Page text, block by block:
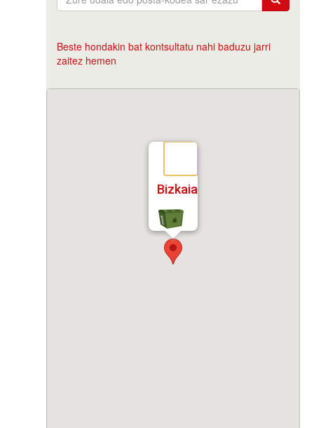
Beste hondakin bat kontsultatu nahi baduzu jarri
zaitez hemen
Bizkaia